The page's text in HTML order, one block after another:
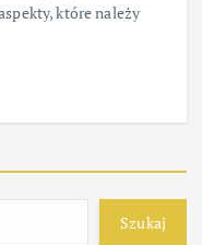
które należy
Szukaj